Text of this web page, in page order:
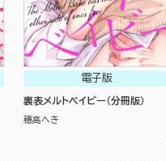
電子版
裏表メルトベイビー（分冊版）
穂高へき